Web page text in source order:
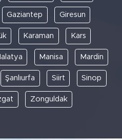
Gaziantep Giresun
Karaman Kars
Manisa Mardin
Şanlıurfa Siirt Sinop
Zonguldak